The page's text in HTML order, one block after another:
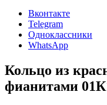
Вконтакте
Telegram
Одноклассники
WhatsApp
Кольцо из
фианитами